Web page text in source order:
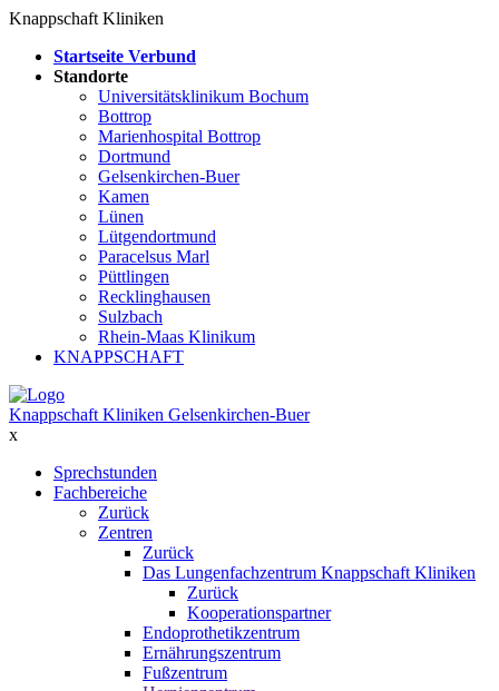
Knappschaft Kliniken
Startseite Verbund
Standorte
Universitätsklinikum Bochum
Bottrop
Marienhospital Bottrop
Dortmund
Gelsenkirchen-Buer
Kamen
Lünen
Lütgendortmund
Paracelsus Marl
Püttlingen
Recklinghausen
Sulzbach
Rhein-Maas Klinikum
KNAPPSCHAFT
Knappschaft Kliniken Gelsenkirchen-Buer
x
Sprechstunden
Fachbereiche
Zurück
Zentren
Zurück
Das Lungenfachzentrum Knappschaft Kliniken
Zurück
Kooperationspartner
Endoprothetikzentrum
Ernährungszentrum
Fußzentrum